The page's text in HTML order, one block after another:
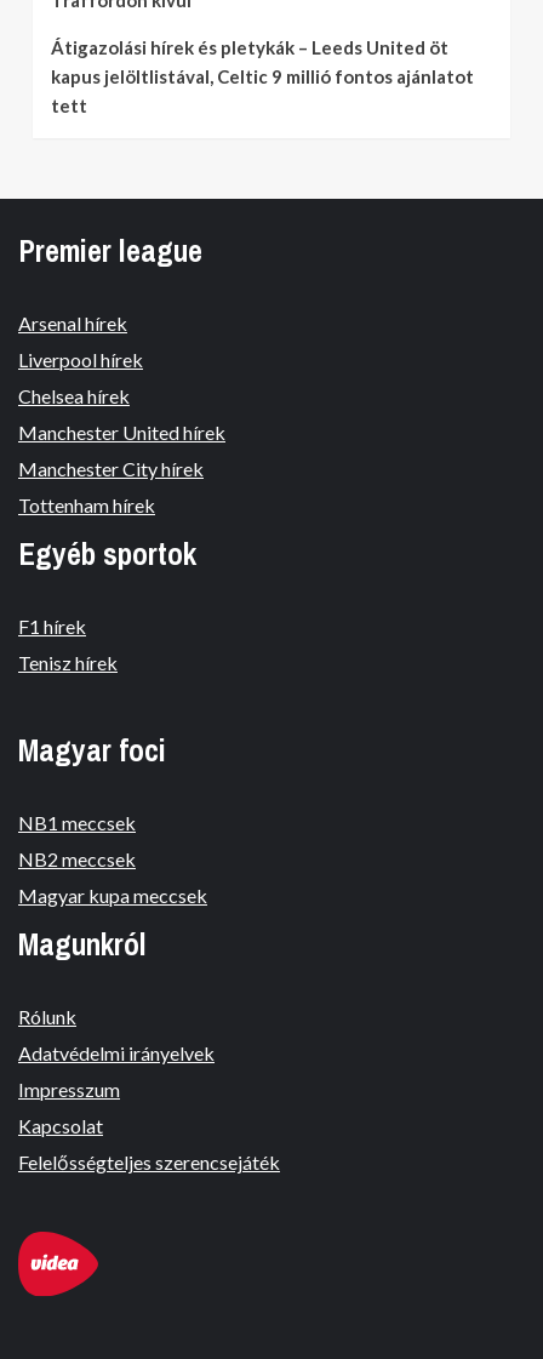
Átigazolási hírek és pletykák – Leeds United öt
kapus jelöltlistával, Celtic 9 millió fontos ajánlatot
tett
Premier league
Arsenal hírek
Liverpool hírek
Chelsea hírek
Manchester United hírek
Manchester City hírek
Tottenham hírek
Egyéb sportok
F1 hírek
Tenisz hírek
Magyar foci
NB1 meccsek
NB2 meccsek
Magyar kupa meccsek
Magunkról
Rólunk
Adatvédelmi irányelvek
Impresszum
Kapcsolat
Felelősségteljes szerencsejáték